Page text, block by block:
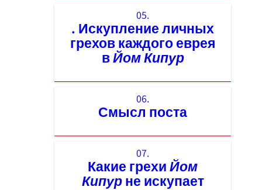
05.
. Искупление личных
грехов каждого еврея
вЙом Кипур
06.
Смысл поста
07.
Какие грехи Йом
Кипурне искупает